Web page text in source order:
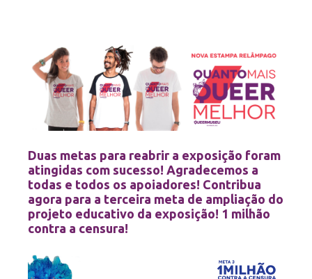
Duas metas para reabrir a exposição foram
atingidas com sucesso! Agradecemos a
todas e todos os apoiadores! Contribua
agora para a terceira meta de ampliação do
projeto educativo da exposição! 1 milhão
contra a censura!